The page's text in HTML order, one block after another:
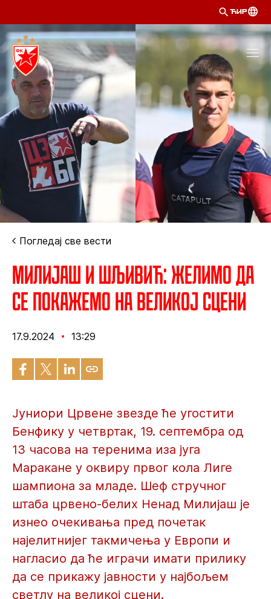
ЋИР
Погледај све вести
Милијаш и Шљивић: Желимо да
се покажемо на великој сцени
17.9.2024 13:29
Јуниори Црвене звезде ће угостити
Бенфику у четвртак, 19. септембра од
13 часова на теренима иза југа
Маракане у оквиру првог кола Лиге
шампиона за младе. Шеф стручног
штаба црвено-белих Ненад Милијаш је
изнео очекивања пред почетак
најелитнијег такмичења у Европи и
нагласио да ће играчи имати прилику
да се прикажу јавности у најбољем
светлу на великој сцени.